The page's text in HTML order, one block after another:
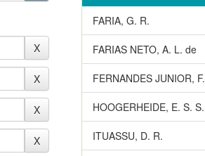
FARIA, G. R.
FARIAS NETO, A. L. de
FERNANDES JUNIOR, F.
HOOGERHEIDE, E. S. S.
ITUASSU, D. R.